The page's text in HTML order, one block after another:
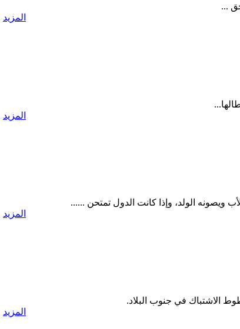
المزيد
المزيد
ويصونه الولد، وإذا كانت الدول تمتحن ......
المزيد
الاشتباك في جنوب البلاد.
المزيد